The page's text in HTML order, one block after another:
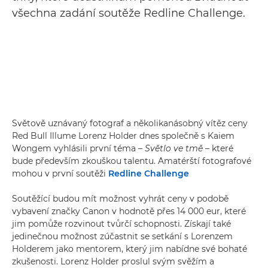
všechna zadání soutěže Redline Challenge.
Světově uznávaný fotograf a několikanásobný vítěz ceny
Red Bull Illume Lorenz Holder dnes společně s Kaiem
Wongem vyhlásili první téma – Světlo ve tmě – které
bude především zkouškou talentu. Amatérští fotografové
mohou v první soutěži Redline Challenge
Soutěžící budou mít možnost vyhrát ceny v podobě
vybavení značky Canon v hodnotě přes 14 000 eur, které
jim pomůže rozvinout tvůrčí schopnosti. Získají také
jedinečnou možnost zúčastnit se setkání s Lorenzem
Holderem jako mentorem, který jim nabídne své bohaté
zkušenosti. Lorenz Holder proslul svým svěžím a